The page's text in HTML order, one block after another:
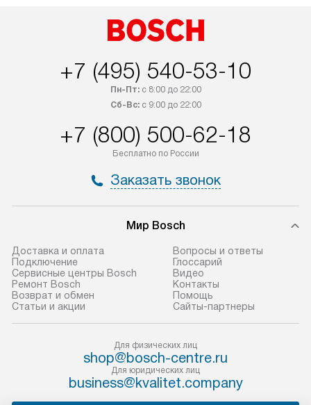
в течение трех дней. Если вам
интересен товар «Под заказ»,
приобретения с менеджером сайта.
Товары с специальным лейблом
доставляются бесплатно
по Москве в пределах МКАД,
и отдельная доставка аксессуаров
не предусмотрена.
В оговоренный день служба
прибор до двери или прихожей.
Если необходимо переместить
прибор до места установки,
пожалуйста, предварительно
уточните это с менеджером.
За данную услугу взимается
прибора не позволяют ему пройти
через дверной проем, сотрудники
транспортной службы не могут
демонтировать дверцы, ручки или
гарантию 1 год
установление,
и регулярное
ошибки и
предполагают,
к воде, крана и
соединение
монтаж техники
+7 (495) 540-53-10
Пн-Пт:с 8:00 до 22:00
Сб-Вс:с 9:00 до 22:00
+7 (800) 500-62-18
Бесплатно по России
Заказать звонок
Мир Bosch
Доставка и оплата
Подключение
Сервисные центры Bosch
Ремонт Bosch
Возврат и обмен
Статьи и акции
Вопросы и ответы
Глоссарий
Видео
Контакты
Помощь
Сайты-партнеры
Для физических лиц
shop@bosch-centre.ru
Для юридических лиц
business@kvalitet.company